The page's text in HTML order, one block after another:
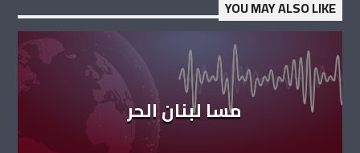
YOU MAY ALSO LIKE
مسا لبنان الحر